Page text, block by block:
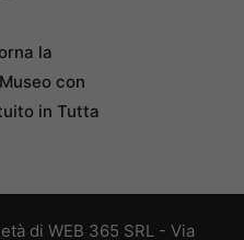
la
con
in Tutta
di WEB 365 SRL - Via